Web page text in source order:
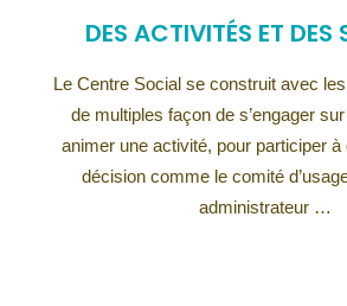
DES ACTIVITÉS ET DES
Le Centre Social se construit avec
de multiples façon de s’engager
animer une activité, pour participer
décision comme le comité
administrateur …